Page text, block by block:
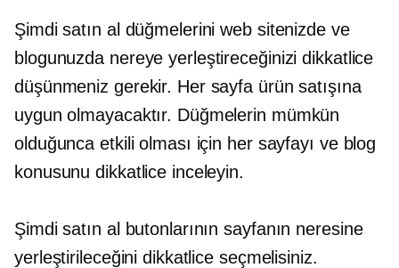
Şimdi satın al düğmelerini web sitenizde ve
blogunuzda nereye yerleştireceğinizi dikkatlice
düşünmeniz gerekir. Her sayfa ürün satışına
uygun olmayacaktır. Düğmelerin mümkün
olduğunca etkili olması için her sayfayı ve blog
konusunu dikkatlice inceleyin.
Şimdi satın al butonlarının sayfanın neresine
yerleştirileceğini dikkatlice seçmelisiniz.